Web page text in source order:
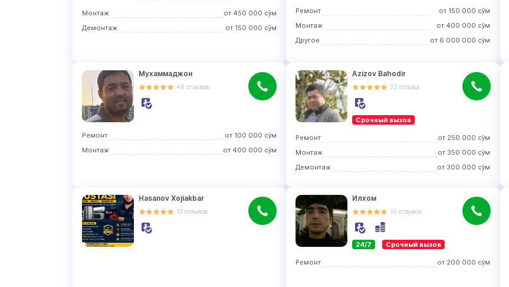
Монтаж от 450 000 сўм
Демонтаж
от 150 000 сўм
Ремонт от 150 000 сўм
Монтаж
от 400 000 сўм
Другое
от 6 000 000 сўм
Мухаммаджон
48 отзывов
Ремонт от 100 000 сўм
Монтаж
от 400 000 сўм
Azizov Bahodir
32отзыва
Срочный вызов
Ремонт от 250 000 сўм
Монтаж
от 350 000 сўм
Демонтаж
от 300 000 сўм
Hasanov Xojiakbar
13 отзывов
Илхом
10отзывов
24/7 Срочный вызов
Ремонт от 200 000 сўм